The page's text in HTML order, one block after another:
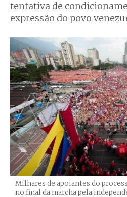
tentativa de
expressão do povo
Milhares de apoiantes do
no final da marcha pela